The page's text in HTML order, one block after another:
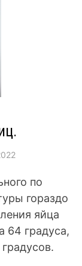
по
гораздо
яйца
64 градуса,